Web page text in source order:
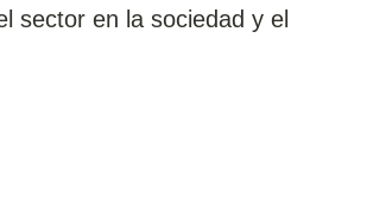
sector en la sociedad y el